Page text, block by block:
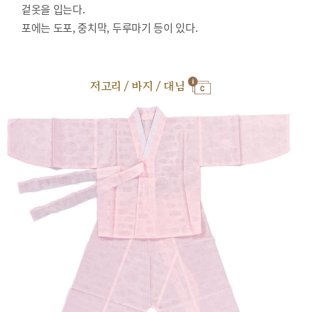
겉옷을 입는다.
포에는 도포, 중치막, 두루마기 등이 있다.
저고리 / 바지 / 대님